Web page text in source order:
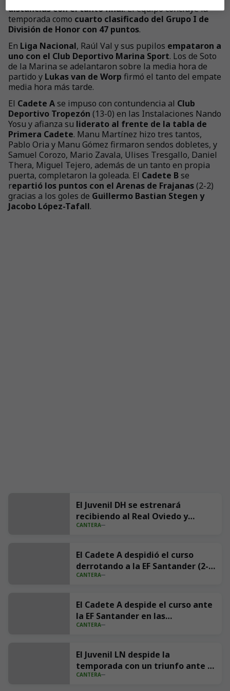
distancias con el tanto final. El equipo concluye la
temporada como cuarto clasificado del Grupo I de
División de Honor con 47 puntos.
En Liga Nacional, Raúl Val y sus pupilos empataron a
uno con el Club Deportivo Marina Sport. Los de Soto
de la Marina se adelantaron sobre la media hora de
partido y Lukas van de Worp firmó el tanto del empate
media hora más tarde.
El Cadete Ase impuso con contundencia al Club
Deportivo Tropezón (13-0) en las Instalaciones Nando
Yosu y afianza su liderato al frente de la tabla de
Primera Cadete. Manu Martínez hizo tres tantos,
Pablo Oria y Manu Gómez firmaron sendos dobletes, y
Samuel Corozo, Mario Zavala, Ulises Tresgallo, Daniel
Thera, Miguel Tejero, además de un tanto en propia
puerta, completaron la goleada. El Cadete Bse
repartió los puntos con el Arenas de Frajanas(2-2)
gracias a los goles de Guillermo Bastian Stegen y
Jacobo López-Tafall.
El Juvenil DH se estrenará
recibiendo al Real Oviedo y
cerrará la liga en casa ante la RS
CANTERA
El Cadete A despidió el curso
derrotando a la EF Santander (2-
1)
CANTERA
El Cadete A despide el curso ante
la EF Santander en las
Instalaciones Nando Yosu el
CANTERA
El Juvenil LN despide la
temporada con un triunfo ante la
RS Gimnástica (3-2)
CANTERA